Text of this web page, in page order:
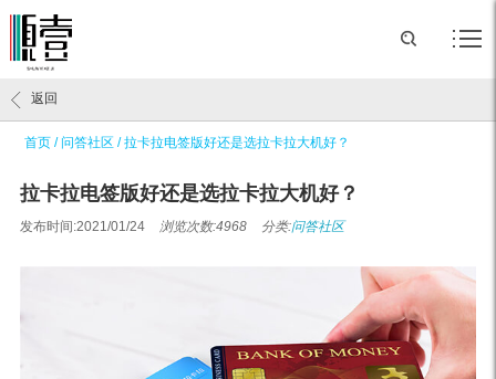
首页 /问答社区 /拉卡拉电签版好还是选拉卡拉大机好？
返回
拉卡拉电签版好还是选拉卡拉大机好？
发布时间:2021/01/24 浏览次数:4968 分类:问答社区